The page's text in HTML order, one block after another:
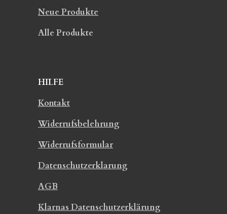
Neue Produkte
Alle Produkte
HILFE
Kontakt
Widerrufsbelehrung
Widerrufsformular
Datenschutzerklarung
AGB
Klarnas Datenschutzerklärung